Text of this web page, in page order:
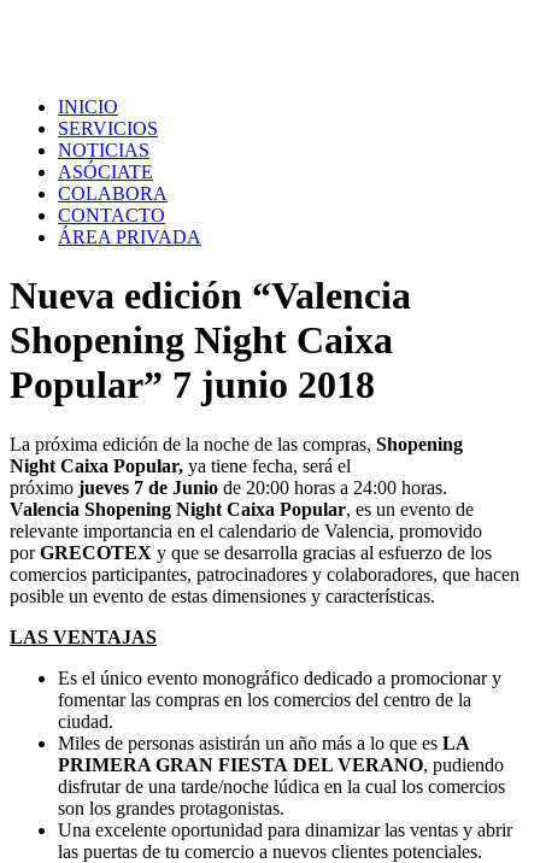
INICIO
SERVICIOS
NOTICIAS
ASÓCIATE
COLABORA
CONTACTO
ÁREA PRIVADA
Nueva edición “Valencia
Shopening Night Caixa
Popular” 7 junio 2018
La próxima edición de la noche de las compras, Shopening
Night Caixa Popular, ya tiene fecha, será el
próximo jueves 7 de Junio de 20:00 horas a 24:00 horas.
Valencia Shopening Night Caixa Popular, es un evento de
relevante importancia en el calendario de Valencia, promovido
porGRECOTEX y que se desarrolla gracias al esfuerzo de los
comercios participantes, patrocinadores y colaboradores, que hacen
posible un evento de estas dimensiones y características.
LAS VENTAJAS
Es el único evento monográfico dedicado a promocionar y
fomentar las compras en los comercios del centro de la
ciudad.
Miles de personas asistirán un año más a lo que es LA
PRIMERA GRAN FIESTA DEL VERANO, pudiendo
disfrutar de una tarde/noche lúdica en la cual los comercios
son los grandes protagonistas.
Una excelente oportunidad para dinamizar las ventas y abrir
las puertas de tu comercio a nuevos clientes potenciales.